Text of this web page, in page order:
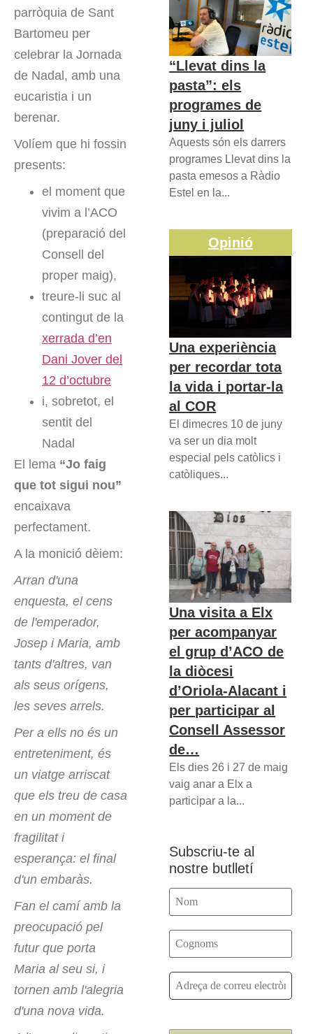
parròquia de Sant
Bartomeu per
celebrar la Jornada
de Nadal, amb una
eucaristia i un
berenar.
Volíem que hi fossin
presents:
el moment que
vivim a l’ACO
(preparació del
Consell del
proper maig),
treure-li suc al
contingut de la
xerrada d’en
Dani Jover del
12 d’octubre
i, sobretot, el
sentit del
Nadal
El lema “Jo faig
que tot sigui nou”
encaixava
perfectament.
A la monició dèiem:
Arran d'una
enquesta, el cens
de l'emperador,
Josep i Maria, amb
tants d'altres, van
als seus orígens,
les seves arrels.
Per a ells no és un
entreteniment, és
un viatge arriscat
que els treu de casa
en un moment de
fragilitat i
esperança: el final
d'un embaràs.
Fan el camí amb la
preocupació pel
futur que porta
Maria al seu si, i
tornen amb l'alegria
d'una nova vida.
“Llevat dins la
pasta”: els
programes de
juny i juliol
Aquests són els darrers
programes Llevat dins la
pasta emesos a Ràdio
Estel en la...
Opinió
Una experiència
per recordar tota
la vida i portar-la
al COR
El dimecres 10 de juny
va ser un dia molt
especial pels catòlics i
catòliques...
Una visita a Elx
per acompanyar
el grup d’ACO de
la diòcesi
d’Oriola-Alacant i
per participar al
Consell Assessor
de…
Els dies 26 i 27 de maig
vaig anar a Elx a
participar a la...
Subscriu-te al
nostre butlletí